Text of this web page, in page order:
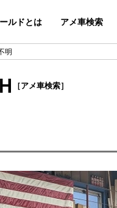
ルドとは アメ車検索
明
［アメ車検索］